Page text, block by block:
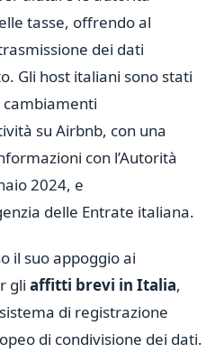
tasse, offrendo al
dei dati
Gli host italiani sono stati
su Airbnb, con una
con l’Autorità
2024, e
delle Entrate italiana.
il suo appoggio ai
gli affitti brevi in Italia,
di registrazione
di condivisione dei dati.